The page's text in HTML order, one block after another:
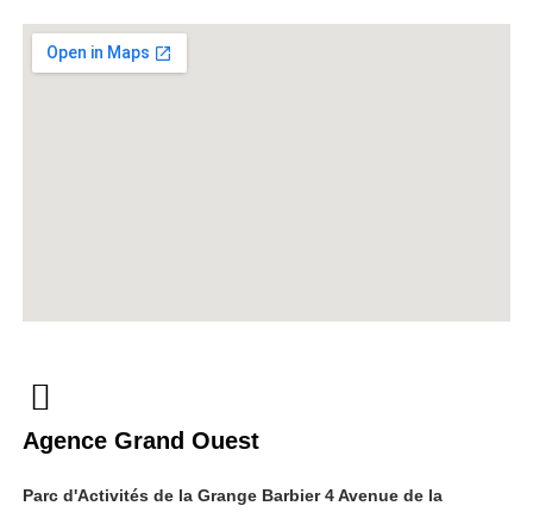
Agence Grand Ouest
Parc d'Activités de la Grange Barbier 4 Avenue de la